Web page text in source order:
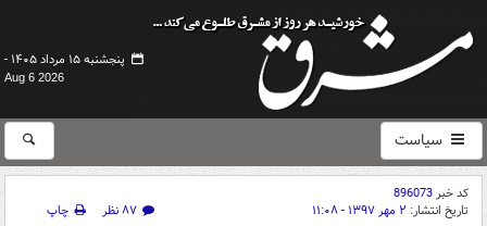
پنجشنبه ۱۵ مرداد ۱۴۰۵ -
Aug 6 2026
سیاست
کد خبر896073
تاریخ انتشار: ۲ مهر ۱۳۹۷ - ۱۱:۰۸ ۸۷ نظر
چاپ